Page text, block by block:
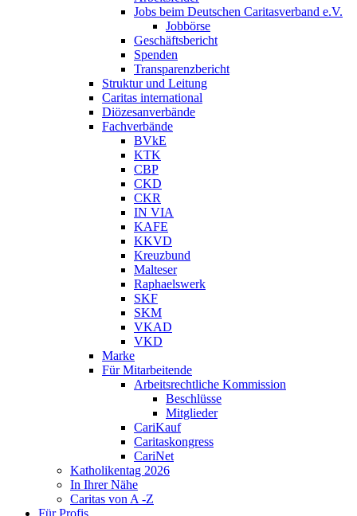
Jobs beim Deutschen Caritasverband e.V.
Jobbörse
Geschäftsbericht
Spenden
Transparenzbericht
Struktur und Leitung
Caritas international
Diözesanverbände
Fachverbände
BVkE
KTK
CBP
CKD
CKR
IN VIA
KAFE
KKVD
Kreuzbund
Malteser
Raphaelswerk
SKF
SKM
VKAD
VKD
Marke
Für Mitarbeitende
Arbeitsrechtliche Kommission
Beschlüsse
Mitglieder
CariKauf
Caritaskongress
CariNet
Katholikentag 2026
In Ihrer Nähe
Caritas von A -Z